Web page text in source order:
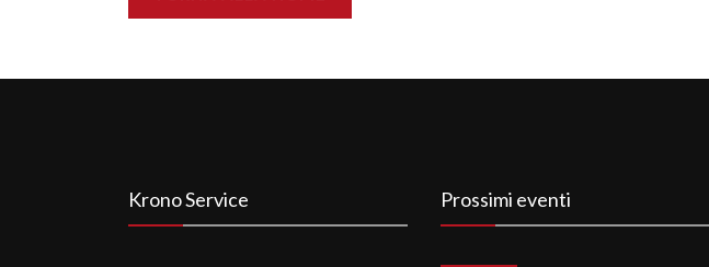
Krono Service Prossimi eventi